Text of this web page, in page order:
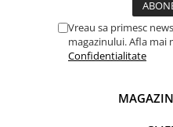
Vreau sa primesc
magazinului. Afla mai
Confidentialitate